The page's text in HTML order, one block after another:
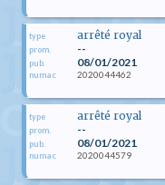
type arrêté royal
prom. --
pub. 08/01/2021
numac 2020044462
type arrêté royal
prom. --
pub. 08/01/2021
numac 2020044579